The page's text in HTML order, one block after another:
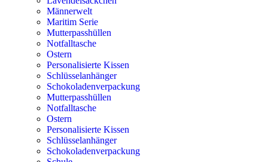
Männerwelt
Maritim Serie
Mutterpasshüllen
Notfalltasche
Ostern
Personalisierte Kissen
Schlüsselanhänger
Schokoladenverpackung
Mutterpasshüllen
Notfalltasche
Ostern
Personalisierte Kissen
Schlüsselanhänger
Schokoladenverpackung